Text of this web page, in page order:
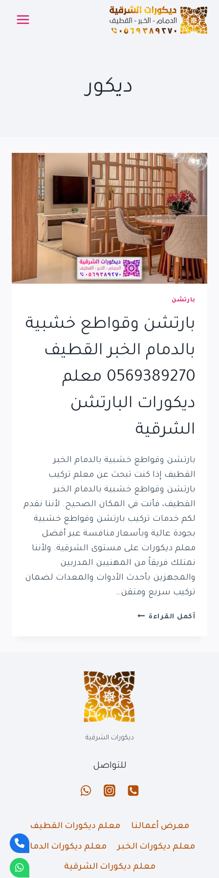
التجاوز
المحتوى
ديكور
بارتشن
بارتشن وقواطع خشبية
بالدمام الخبر القطيف
0569389270 معلم
ديكورات البارتشن
الشرقية
بارتشن وقواطع خشبية بالدمام الخبر
القطيف إذا كنت تبحث عن معلم تركيب
بارتشن وقواطع خشبية بالدمام الخبر
القطيف، فأنت في المكان الصحيح. لأننا نقدم
لكم خدمات تركيب بارتشن وقواطع خشبية
بجودة عالية وبأسعار منافسة عبر أفضل
معلم ديكورات على مستوى الشرقية. ولأننا
نمتلك فريقاً من المهنيين المدربين
والمجهزين بأحدث الأدوات والمعدات لضمان
تركيب سريع ومتقن…
أكمل القراءة بارتشن
القطيف
0569389270
معلم
ديكورات
البارتشن
ديكورات الشرقية
للتواصل
معرض أعمالنا معلم ديكورات القطيف
معلم ديكورات الخبر معلم ديكورات الدمام
معلم ديكورات الشرقية